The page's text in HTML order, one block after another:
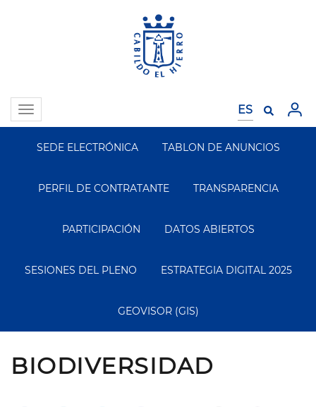
Toggle
navigation
Segundo
Menu
SEDE ELECTRÓNICA TABLON DE ANUNCIOS
PERFIL DE CONTRATANTE TRANSPARENCIA
PARTICIPACIÓN DATOS ABIERTOS
SESIONES DEL PLENO ESTRATEGIA DIGITAL 2025
GEOVISOR (GIS)
BIODIVERSIDAD